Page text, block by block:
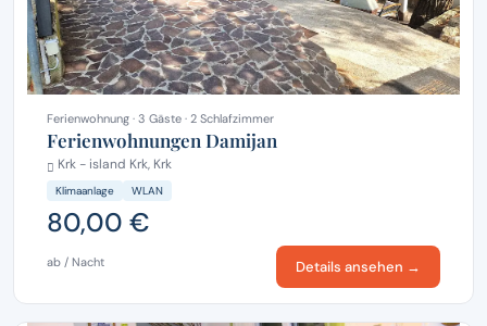
Ferienwohnung · 3 Gäste · 2 Schlafzimmer
Ferienwohnungen Damijan
Krk - island Krk, Krk
Klimaanlage WLAN
80,00 €
ab / Nacht Details ansehen →